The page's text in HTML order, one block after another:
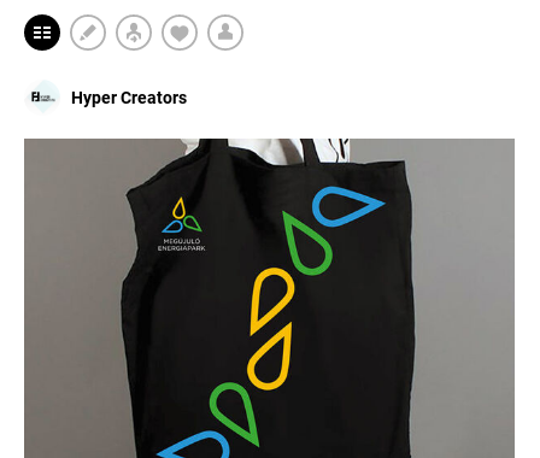
Hyper Creators